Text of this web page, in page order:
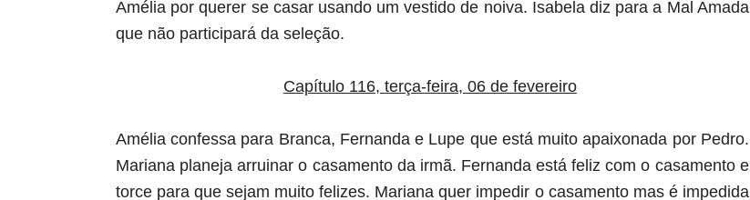
Amélia por querer se casar usando um vestido de noiva. Isabela diz para a Mal Amada
que não participará da seleção.
Capítulo 116, terça-feira, 06 de fevereiro
Amélia confessa para Branca, Fernanda e Lupe que está muito apaixonada por Pedro.
Mariana planeja arruinar o casamento da irmã. Fernanda está feliz com o casamento e
torce para que sejam muito felizes. Mariana quer impedir o casamento mas é impedida